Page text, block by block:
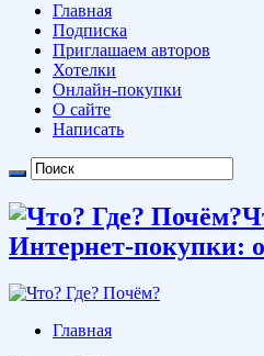
Главная
Подписка
Приглашаем авторов
Хотелки
Онлайн-покупки
О сайте
Написать
Интернет-покупки:
Главная